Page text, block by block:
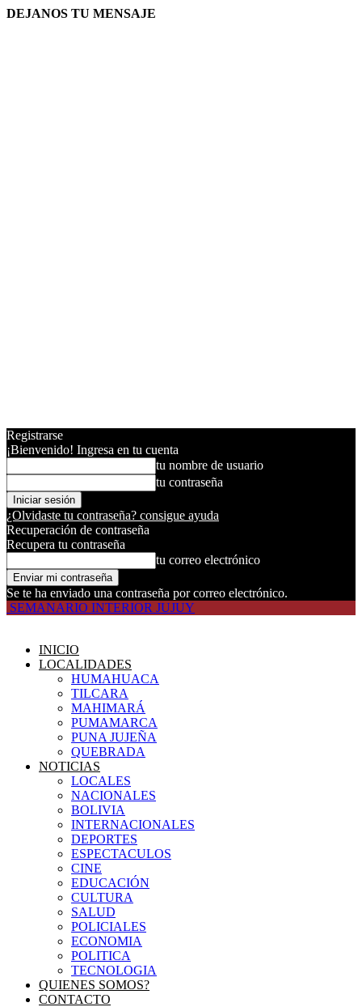
DEJANOS TU MENSAJE
Registrarse
¡Bienvenido! Ingresa en tu cuenta
tu nombre de usuario
tu contraseña
¿Olvidaste tu contraseña? consigue ayuda
Recuperación de contraseña
Recupera tu contraseña
tu correo electrónico
Se te ha enviado una contraseña por correo electrónico.
SEMANARIO INTERIOR JUJUY
INICIO
LOCALIDADES
HUMAHUACA
TILCARA
MAHIMARÁ
PUMAMARCA
PUNA JUJEÑA
QUEBRADA
NOTICIAS
LOCALES
NACIONALES
BOLIVIA
INTERNACIONALES
DEPORTES
ESPECTACULOS
CINE
EDUCACIÓN
CULTURA
SALUD
POLICIALES
ECONOMIA
POLITICA
TECNOLOGIA
QUIENES SOMOS?
CONTACTO